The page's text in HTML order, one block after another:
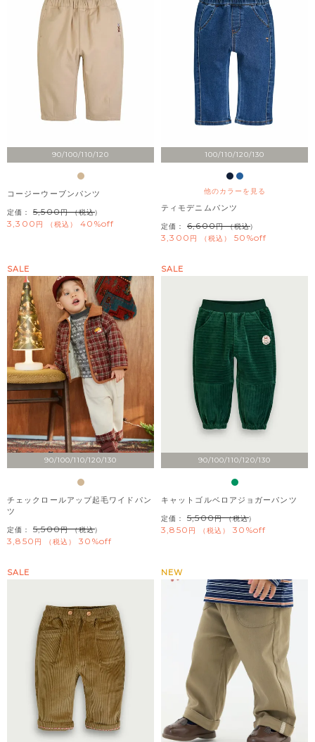
90/100/110/120
コージーウーブンパンツ
定価： 5,500 （税込）
3,300 税込 40%off
100/110/120/130
他のカラーを見る
ティモデニムパンツ
定価： 6,600 （税込）
3,300 税込 50%off
90/100/110/120/130
SALE
チェックロールアップ起毛ワイドパン
ツ
定価： 5,500 （税込）
3,850 税込 30%off
90/100/110/120/130
SALE
キャットゴルベロアジョガーパンツ
定価： 5,500 （税込）
3,850 税込 30%off
SALE NEW